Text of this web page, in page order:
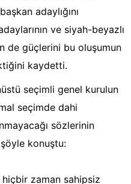
adaylığını
ve siyah-beyazlı
de güçlerini bu oluşumun
kaydetti.
seçimli genel kurulun
seçimde dahi
sözlerinin
konuştu:
zaman sahipsiz